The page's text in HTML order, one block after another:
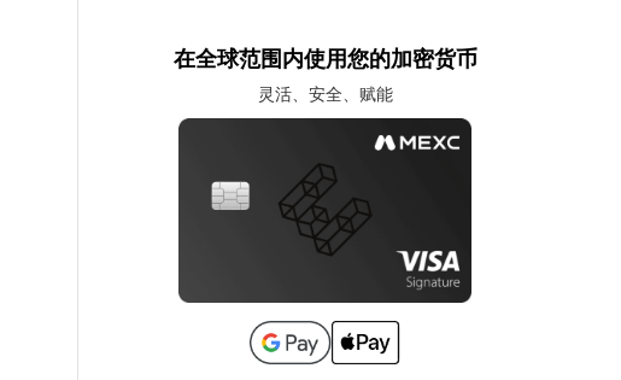
在全球范围内使用您的加密货币
灵活、安全、赋能